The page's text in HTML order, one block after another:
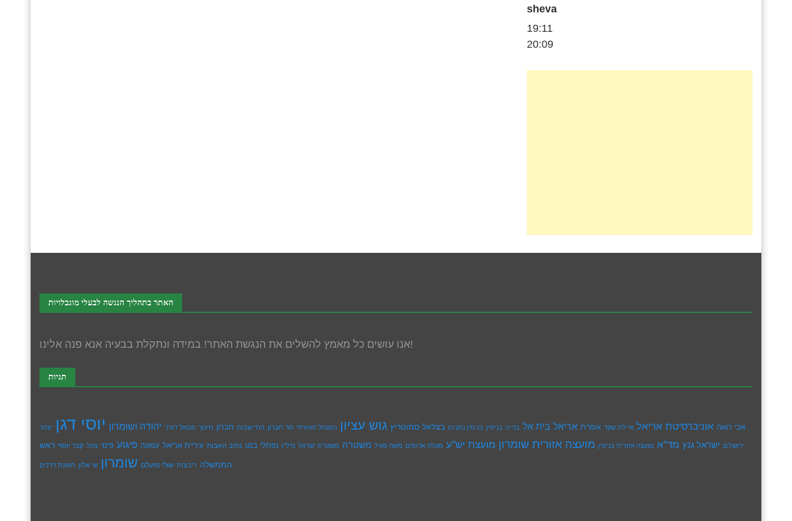
sheva
19:11
20:09
האתר בתהליך הנגשה לבעלי מוגבלויות
אנו עושים כל מאמץ להשלים את הנגשת האתר! במידה ונתקלת בבעיה אנא פנה אלינו!
תגיות
אבי רואה אוניברסיטת אריאל איילת שקד אפרת אריאל בית אל בנייה בנימין בנימין נתניהו בצלאל סמוטריץ גוש עציון המנהל האזרחי הר חברון התיישבות חברון חינוך חננאל דורני יהודה ושומרון יוסי דגן יצהר
ירושלים ישראל גנץ מד"א מועצה אזורית בנימין מועצה אזורית שומרון מועצת יש''ע מעלה אדומים משה סוויל משטרה משטרת ישראל נדל''ן נפתלי בנט נתיב האבות עיריית אריאל עמונה פיגוע פינוי צהל קבר יוסף ראש
הממשלה ריבונות שולי מועלם שומרון שי אלון תאונת דרכים